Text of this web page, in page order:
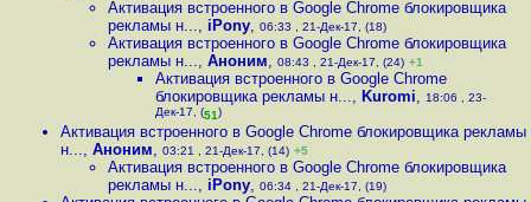
Активация встроенного в Google Chrome блокировщика
рекламы н..., iPony, 06:33 , 21-Дек-17, (18)
Активация встроенного в Google Chrome блокировщика
рекламы н..., Аноним, 08:43 , 21-Дек-17, (24) +1
Активация встроенного в Google Chrome
блокировщика рекламы н..., Kuromi, 18:06 , 23-
Дек-17, (51)
Активация встроенного в Google Chrome блокировщика рекламы
н..., Аноним, 03:21 , 21-Дек-17, (14) +5
Активация встроенного в Google Chrome блокировщика
рекламы н..., iPony, 06:34 , 21-Дек-17, (19)